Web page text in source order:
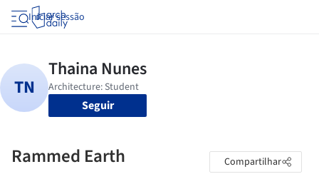
Iniciar sessão
Seguir
Rammed Earth Compartilhar